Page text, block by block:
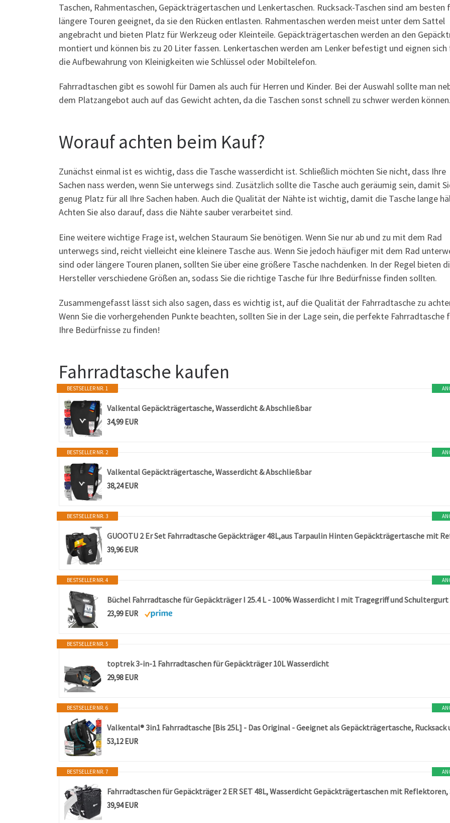
Taschen, Rahmentaschen, Gepäckträgertaschen und Lenkertaschen. Rucksack-Taschen sind am besten
längere Touren geeignet, da sie den Rücken entlasten. Rahmentaschen werden meist unter dem Sattel
angebracht und bieten Platz für Werkzeug oder Kleinteile. Gepäckträgertaschen werden an den
montiert und können bis zu 20 Liter fassen. Lenkertaschen werden am Lenker befestigt und eignen sich
die Aufbewahrung von Kleinigkeiten wie Schlüssel oder Mobiltelefon.
Fahrradtaschen gibt es sowohl für Damen als auch für Herren und Kinder. Bei der Auswahl sollte man
dem Platzangebot auch auf das Gewicht achten, da die Taschen sonst schnell zu schwer werden können.
Worauf achten beim Kauf?
Zunächst einmal ist es wichtig, dass die Tasche wasserdicht ist. Schließlich möchten Sie nicht, dass Ihre
Sachen nass werden, wenn Sie unterwegs sind. Zusätzlich sollte die Tasche auch geräumig sein, damit
genug Platz für all Ihre Sachen haben. Auch die Qualität der Nähte ist wichtig, damit die Tasche lange
Achten Sie also darauf, dass die Nähte sauber verarbeitet sind.
Eine weitere wichtige Frage ist, welchen Stauraum Sie benötigen. Wenn Sie nur ab und zu mit dem Rad
unterwegs sind, reicht vielleicht eine kleinere Tasche aus. Wenn Sie jedoch häufiger mit dem Rad
sind oder längere Touren planen, sollten Sie über eine größere Tasche nachdenken. In der Regel bieten
Hersteller verschiedene Größen an, sodass Sie die richtige Tasche für Ihre Bedürfnisse finden sollten.
Zusammengefasst lässt sich also sagen, dass es wichtig ist, auf die Qualität der Fahrradtasche zu
Wenn Sie die vorhergehenden Punkte beachten, sollten Sie in der Lage sein, die perfekte Fahrradtasche
Ihre Bedürfnisse zu finden!
Fahrradtasche kaufen
BESTSELLER NR. 1
Valkental Gepäckträgertasche, Wasserdicht & Abschließbar
34,99 EUR
BESTSELLER NR. 2
Valkental Gepäckträgertasche, Wasserdicht & Abschließbar
38,24 EUR
BESTSELLER NR. 3
39,96 EUR
BESTSELLER NR. 4
23,99 EUR
BESTSELLER NR. 5
toptrek 3-in-1 Fahrradtaschen für Gepäckträger 10L Wasserdicht
29,98 EUR
BESTSELLER NR. 6
53,12 EUR
BESTSELLER NR. 7
39,94 EUR